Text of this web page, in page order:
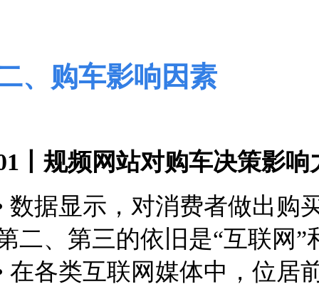
、购车影响因素
丨规频网站对购车决策影响
数据显示，对消费者做出购
二、第三的依旧是“互联网”
在各类互联网媒体中，位居